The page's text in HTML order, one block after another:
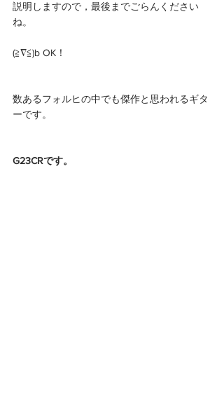
説明しますので，最後までごらんください
ね。
(≧∇≦)b OK！
数あるフォルヒの中でも傑作と思われるギタ
ーです。
G23CRです。